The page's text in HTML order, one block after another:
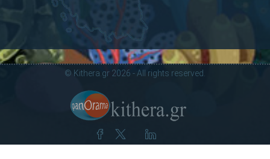
© Kithera.gr 2026 - All rights reserved.